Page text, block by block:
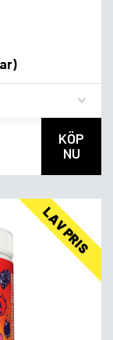
KÖP
NU
LAV PRIS